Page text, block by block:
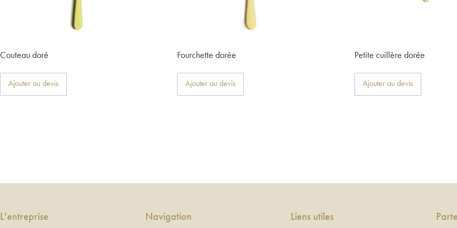
Couteau doré
Ajouter au devis
Fourchette dorée
Ajouter au devis
Petite cuillère dorée
Ajouter au devis
L’entreprise Navigation Liens utiles